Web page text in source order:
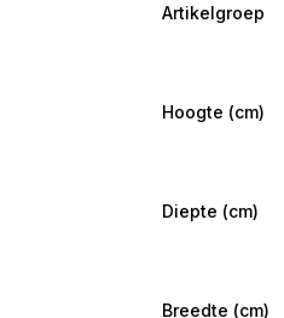
Artikelgroep
Hoogte (cm)
Diepte (cm)
Breedte (cm)